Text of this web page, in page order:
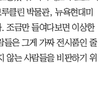
클린 박물관, 뉴욕현대미
조금만 들여다보면 이상한
은 그게 가짜 전시품인 줄
않는 사람들을 비판하기 위